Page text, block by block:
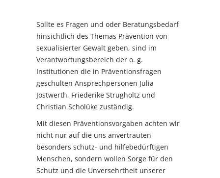
Sollte es Fragen und oder Beratungsbedarf
hinsichtlich des Themas Prävention von
sexualisierter Gewalt geben, sind im
Verantwortungsbereich der o. g.
Institutionen die in Präventionsfragen
geschulten Ansprechpersonen Julia
Jostwerth, Friederike Strugholtz und
Christian Scholüke zuständig.
Mit diesen Präventionsvorgaben achten wir
nicht nur auf die uns anvertrauten
besonders schutz- und hilfebedürftigen
Menschen, sondern wollen Sorge für den
Schutz und die Unversehrtheit unserer